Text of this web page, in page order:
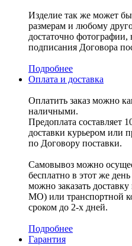
Изделие так же может
размерам и любому
достаточно
подписания Договора
Подробнее
Оплата и доставка
Оплатить заказ можно
наличными.
Предоплата составляет
доставки курьером или
по Договору поставки.
Самовывоз можно
бесплатно в этот же
можно заказать
МО) или транспортной
сроком до 2-х дней.
Подробнее
Гарантия